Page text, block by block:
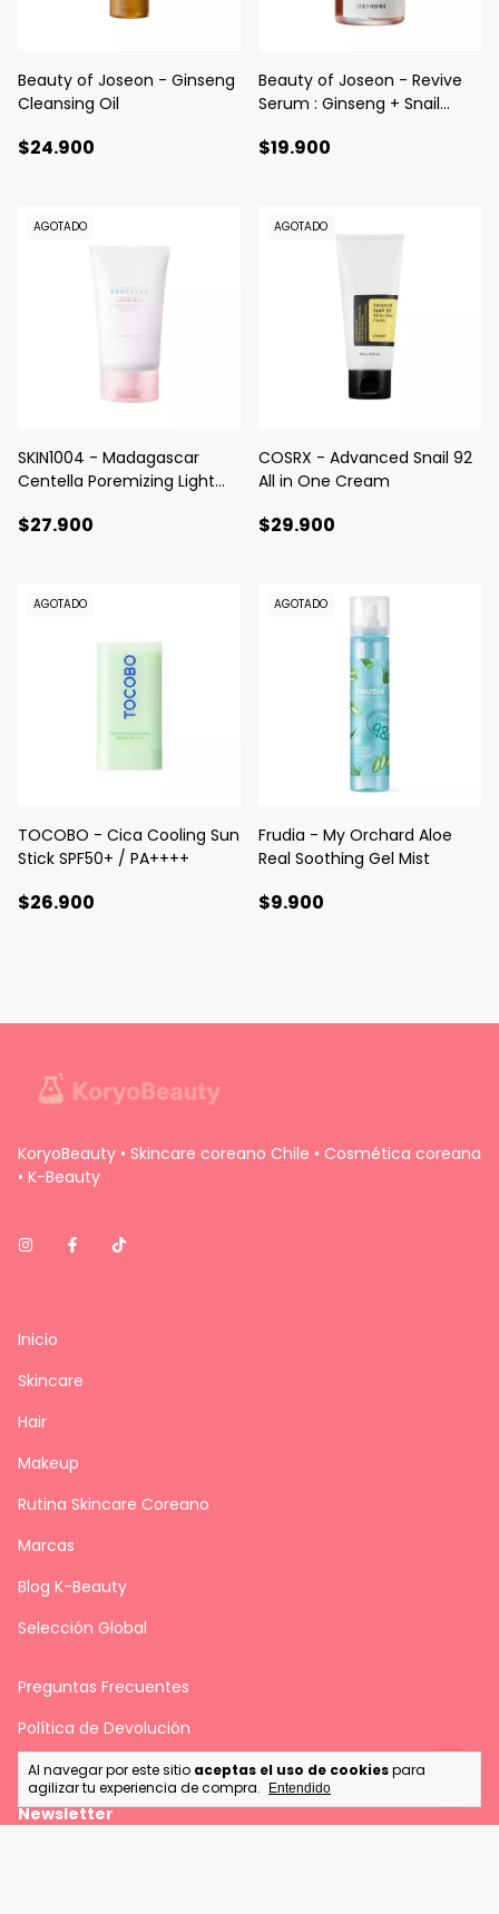
Al navegar por este sitio aceptas el uso de cookiespara
agilizar tu experiencia de compra.
Entendido
Beauty of Joseon - Ginseng
Cleansing Oil
$24.900
Beauty of Joseon - Revive
Serum : Ginseng + Snail
$19.900
AGOTADO
SKIN1004 - Madagascar
Centella Poremizing Light
$27.900
AGOTADO
COSRX - Advanced Snail 92
All in One Cream
$29.900
AGOTADO
TOCOBO - Cica Cooling Sun
Stick SPF50+ / PA++++
$26.900
AGOTADO
Frudia - My Orchard Aloe
Real Soothing Gel Mist
$9.900
KoryoBeauty • Skincare coreano Chile • Cosmética coreana
• K-Beauty
Inicio
Skincare
Hair
Makeup
Rutina Skincare Coreano
Marcas
Blog K-Beauty
Selección Global
Preguntas Frecuentes
Política de Devolución
Newsletter